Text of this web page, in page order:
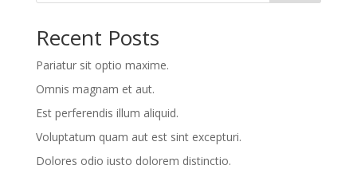
Recent Posts
Pariatur sit optio maxime.
Omnis magnam et aut.
Est perferendis illum aliquid.
Voluptatum quam aut est sint excepturi.
Dolores odio iusto dolorem distinctio.